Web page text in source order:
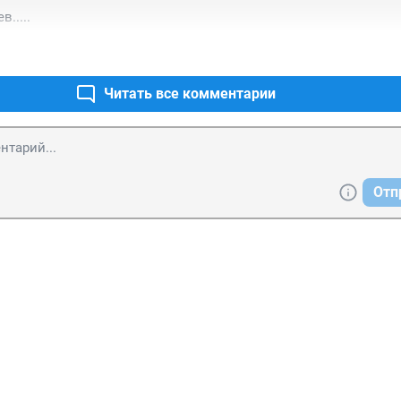
Читать все комментарии